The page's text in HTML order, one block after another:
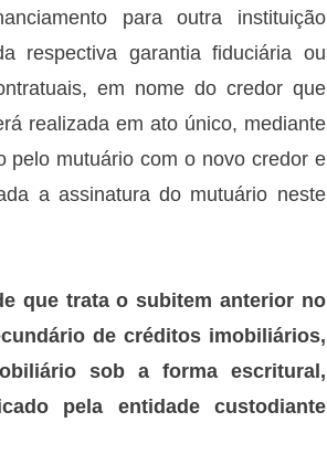
para outra instituição
respectiva garantia fiduciária ou
em nome do credor que
realizada em ato único, mediante
pelo mutuário com o novo credor e
a assinatura do mutuário neste
que trata o subitem anterior no
de créditos imobiliários,
sob a forma escritural,
pela entidade
custodiante